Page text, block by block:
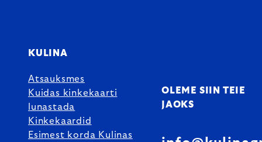
KULINA
Atsauksmes
Kuidas kinkekaarti
lunastada
Kinkekaardid
Esimest korda Kulinas
OLEME SIIN TEIE
JAOKS